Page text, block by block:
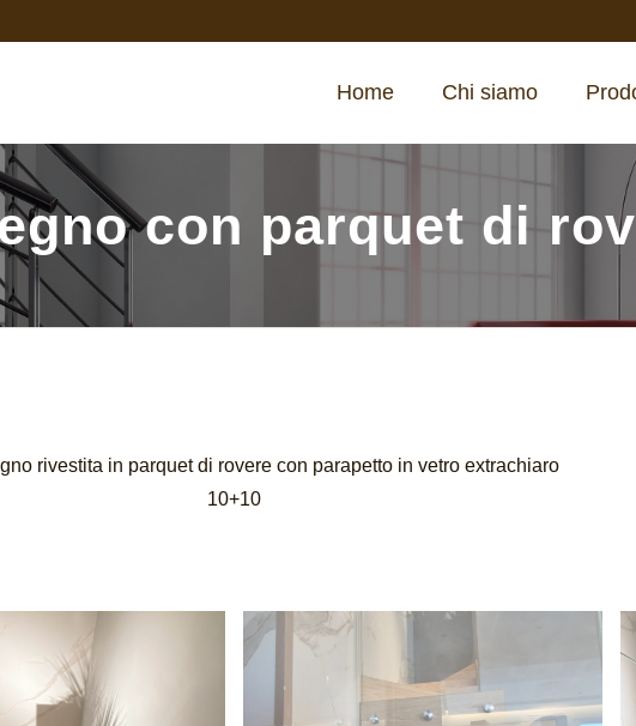
Home Chi siamo
con parquet di
rivestita in parquet di rovere con parapetto in vetro extrachiaro
10+10